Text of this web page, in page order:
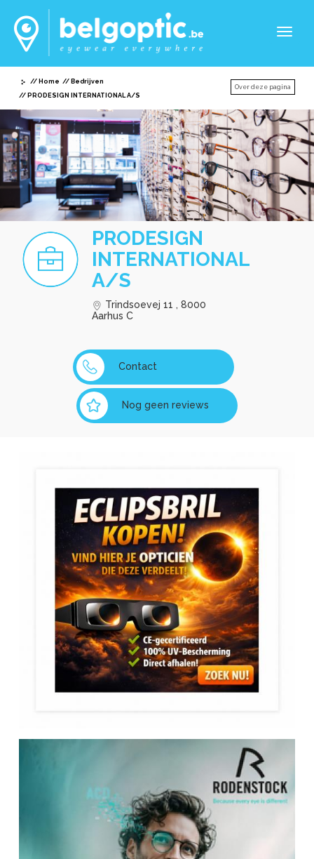
Home
Bedrijven
PRODESIGN INTERNATIONAL A/S
Over deze pagina
PRODESIGN
INTERNATIONAL
A/S
Trindsoevej 11 , 8000
Aarhus C
Contact
Nog geen reviews